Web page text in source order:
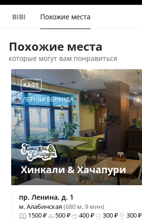
BIBI Похожие места
Похожие места
которые могут вам понравиться
КАФЕ
ЛЕТНЯЯ ВЕРАНДА
Хинкали & Хачапури
пр. Ленина, д. 1
м. Алабинская(680 м, 9 мин)
1500 ₽
500 ₽ 400 ₽ 300 ₽ 300 ₽